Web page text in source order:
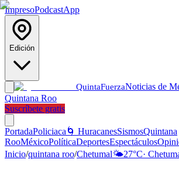
ImpresoPodcastApp
Edición
QuintaFuerzaNoticias de
Quintana Roo
Suscríbete gratis
PortadaPoliciaca 🌀 HuracanesSismosQuintana
RooMéxicoPolíticaDeportesEspectáculos
Inicio/quintana roo/Chetumal🌤️27°C·